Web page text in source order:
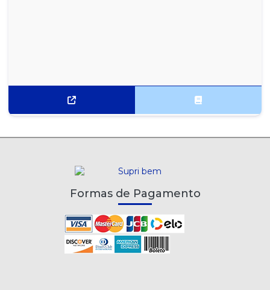
Formas de Pagamento